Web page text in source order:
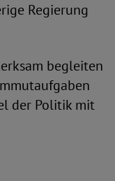
Regierung
begleiten
der Politik mit